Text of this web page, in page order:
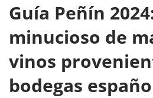
Guía Peñín
minucioso de
vinos
bodegas